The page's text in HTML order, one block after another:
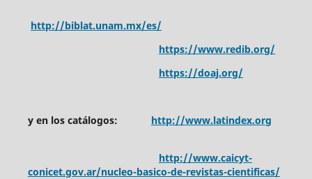
http://biblat.unam.mx/es/
https://www.redib.org/
https://doaj.org/
y en los catálogos: http://www.latindex.org
http://www.caicyt-
conicet.gov.ar/nucleo-basico-de-revistas-cientificas/